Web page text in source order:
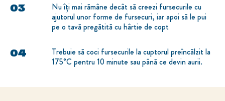
Nu îți mai rămâne decât să creezi fursecurile cu
ajutorul unor forme de fursecuri, iar apoi să le pui
pe o tavă pregătită cu hârtie de copt
Trebuie să coci fursecurile la cuptorul preîncălzit la
175°C pentru 10 minute sau până ce devin aurii.